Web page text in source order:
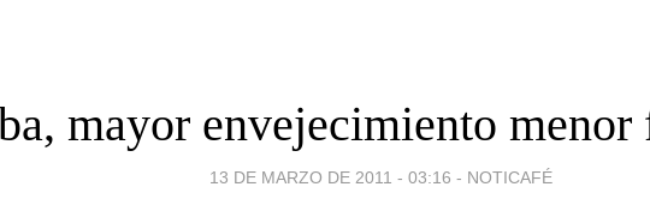
mayor envejecimiento
13 DE MARZO DE 2011 - 03:16 - NOTICAFÉ